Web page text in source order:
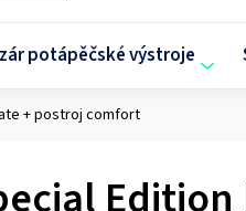
potápěčské výstroje
+ postroj comfort